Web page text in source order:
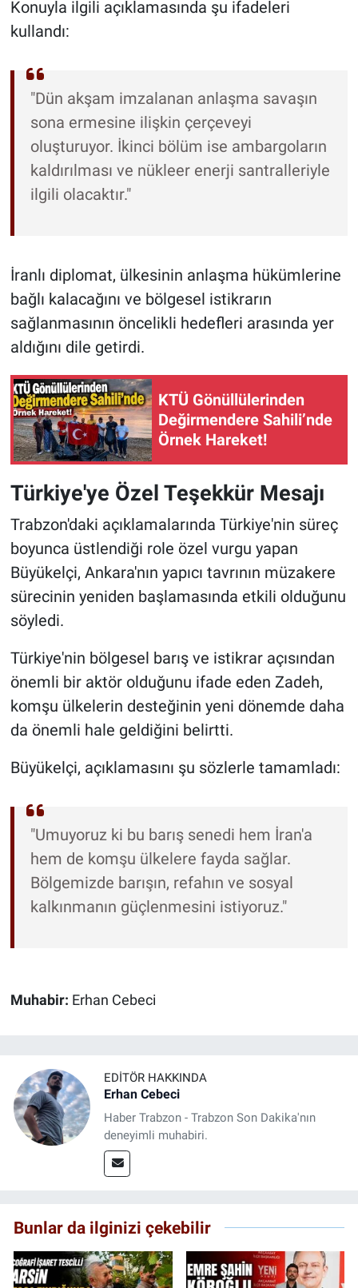
Konuyla ilgili açıklamasında şu ifadeleri
kullandı:
"Dün akşam imzalanan anlaşma savaşın
sona ermesine ilişkin çerçeveyi
oluşturuyor. İkinci bölüm ise ambargoların
kaldırılması ve nükleer enerji santralleriyle
ilgili olacaktır."
İranlı diplomat, ülkesinin anlaşma hükümlerine
bağlı kalacağını ve bölgesel istikrarın
sağlanmasının öncelikli hedefleri arasında yer
aldığını dile getirdi.
KTÜ Gönüllülerinden
Değirmendere Sahili’nde
Örnek Hareket!
Türkiye'ye Özel Teşekkür Mesajı
Trabzon'daki açıklamalarında Türkiye'nin süreç
boyunca üstlendiği role özel vurgu yapan
Büyükelçi, Ankara'nın yapıcı tavrının müzakere
sürecinin yeniden başlamasında etkili olduğunu
söyledi.
Türkiye'nin bölgesel barış ve istikrar açısından
önemli bir aktör olduğunu ifade eden Zadeh,
komşu ülkelerin desteğinin yeni dönemde daha
da önemli hale geldiğini belirtti.
Büyükelçi, açıklamasını şu sözlerle tamamladı:
"Umuyoruz ki bu barış senedi hem İran'a
hem de komşu ülkelere fayda sağlar.
Bölgemizde barışın, refahın ve sosyal
kalkınmanın güçlenmesini istiyoruz."
Muhabir: Erhan Cebeci
EDITÖR HAKKINDA
Erhan Cebeci
Haber Trabzon - Trabzon Son Dakika'nın
deneyimli muhabiri.
Bunlar da ilginizi çekebilir